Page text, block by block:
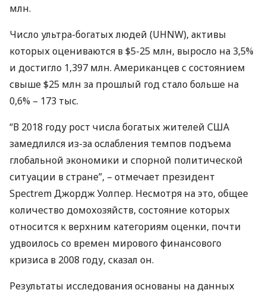
млн.
Число ультра-богатых людей (UHNW), активы
которых оцениваются в $5-25 млн, выросло на 3,5%
и достигло 1,397 млн. Американцев с состоянием
свыше $25 млн за прошлый год стало больше на
0,6% – 173 тыс.
“В 2018 году рост числа богатых жителей США
замедлился из-за ослабления темпов подъема
глобальной экономики и спорной политической
ситуации в стране”, – отмечает президент
Spectrem Джордж Уолпер. Несмотря на это, общее
количество домохозяйств, состояние которых
относится к верхним категориям оценки, почти
удвоилось со времен мирового финансового
кризиса в 2008 году, сказал он.
Результаты исследования основаны на данных